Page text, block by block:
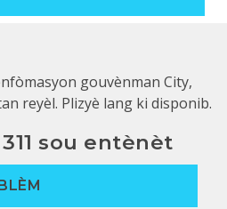
gouvènman City,
reyèl. Plizyè lang ki disponib.
sou entènèt